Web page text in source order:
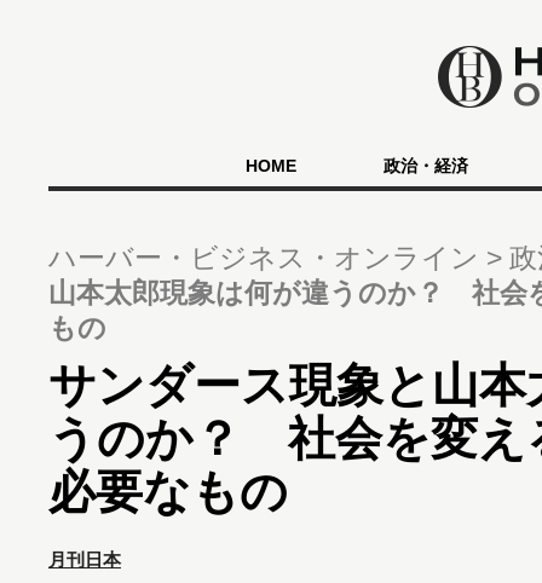
HOME 政治・経済
ハーバー・ビジネス・オンライン
山本太郎現象は何が違うのか？ 社会
もの
サンダース現象と山
うのか？ 社会を変え
必要なもの
月刊日本